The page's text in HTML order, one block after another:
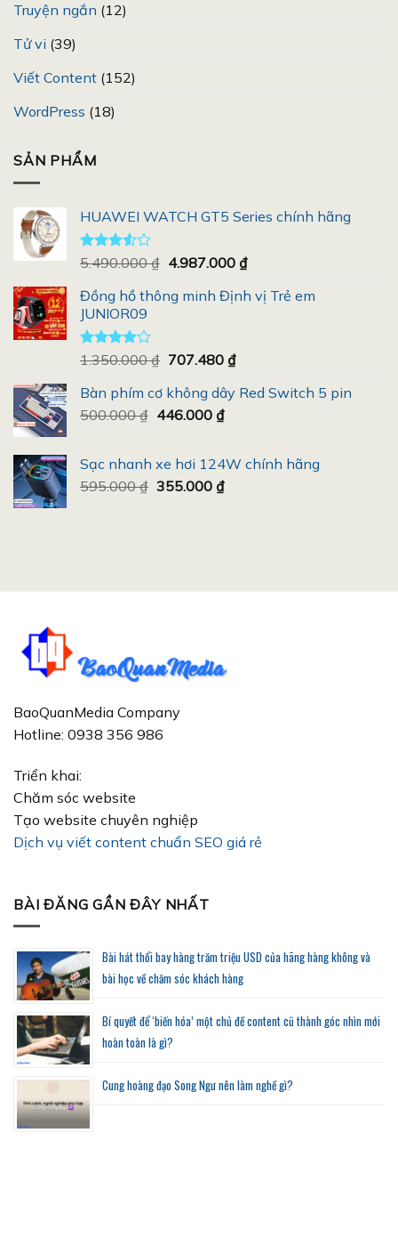
Truyện ngắn (12)
Tử vi (39)
Viết Content (152)
WordPress (18)
SẢN PHẨM
HUAWEI WATCH GT5 Series chính hãng
Được
hạng
3.50 5
sao
5.490.000₫ Giá
là:
4.987.000 ₫Giá
tại
Đồng hồ thông minh Định vị Trẻ em
JUNIOR09
Được
4.00
sao
1.350.000₫ Giá
là:
1.350.000 ₫.
707.480 ₫Giá
tại
Bàn phím cơ không dây Red Switch 5 pin
500.000₫ Giá
500.000 ₫.
446.000 ₫Giá
là:
446.000 ₫.
Sạc nhanh xe hơi 124W chính hãng
595.000₫ Giá
355.000 ₫Giá
BaoQuanMedia Company
Hotline: 0938 356 986
Triển khai:
Chăm sóc website
Tạo website chuyên nghiệp
Dịch vụ viết content chuẩn SEO giá rẻ
BÀI ĐĂNG GẦN ĐÂY NHẤT
Bài hát thổi bay hàng trăm triệu USD của hãng hàng không và
bài học về chăm sóc khách hàng
Bí quyết để ‘biến hóa’ một chủ đề content cũ thành góc nhìn mới
hoàn toàn là gì?
Cung hoàng đạo Song Ngư nên làm nghề gì?